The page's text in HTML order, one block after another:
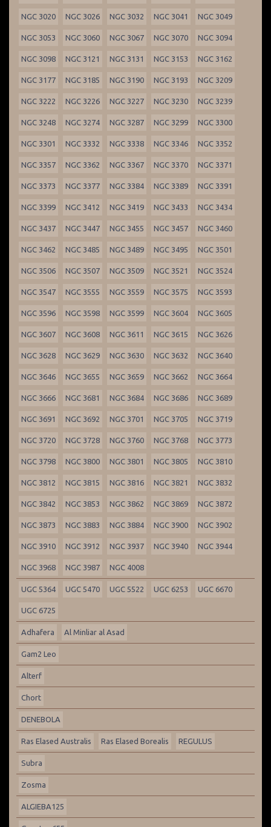
NGC 3020 NGC 3026 NGC 3032 NGC 3041 NGC 3049
NGC 3053 NGC 3060 NGC 3067 NGC 3070 NGC 3094
NGC 3098 NGC 3121 NGC 3131 NGC 3153 NGC 3162
NGC 3177 NGC 3185 NGC 3190 NGC 3193 NGC 3209
NGC 3222 NGC 3226 NGC 3227 NGC 3230 NGC 3239
NGC 3248 NGC 3274 NGC 3287 NGC 3299 NGC 3300
NGC 3301 NGC 3332 NGC 3338 NGC 3346 NGC 3352
NGC 3357 NGC 3362 NGC 3367 NGC 3370 NGC 3371
NGC 3373 NGC 3377 NGC 3384 NGC 3389 NGC 3391
NGC 3399 NGC 3412 NGC 3419 NGC 3433 NGC 3434
NGC 3437 NGC 3447 NGC 3455 NGC 3457 NGC 3460
NGC 3462 NGC 3485 NGC 3489 NGC 3495 NGC 3501
NGC 3506 NGC 3507 NGC 3509 NGC 3521 NGC 3524
NGC 3547 NGC 3555 NGC 3559 NGC 3575 NGC 3593
NGC 3596 NGC 3598 NGC 3599 NGC 3604 NGC 3605
NGC 3607 NGC 3608 NGC 3611 NGC 3615 NGC 3626
NGC 3628 NGC 3629 NGC 3630 NGC 3632 NGC 3640
NGC 3646 NGC 3655 NGC 3659 NGC 3662 NGC 3664
NGC 3666 NGC 3681 NGC 3684 NGC 3686 NGC 3689
NGC 3691 NGC 3692 NGC 3701 NGC 3705 NGC 3719
NGC 3720 NGC 3728 NGC 3760 NGC 3768 NGC 3773
NGC 3798 NGC 3800 NGC 3801 NGC 3805 NGC 3810
NGC 3812 NGC 3815 NGC 3816 NGC 3821 NGC 3832
NGC 3842 NGC 3853 NGC 3862 NGC 3869 NGC 3872
NGC 3873 NGC 3883 NGC 3884 NGC 3900 NGC 3902
NGC 3910 NGC 3912 NGC 3937 NGC 3940 NGC 3944
NGC 3968 NGC 3987 NGC 4008
UGC 5364 UGC 5470 UGC 5522 UGC 6253 UGC 6670
UGC 6725
Adhafera Al Minliar al Asad
Gam2 Leo
Alterf
Chort
DENEBOLA
Ras Elased Australis Ras Elased Borealis REGULUS
Subra
Zosma
ALGIEBA125